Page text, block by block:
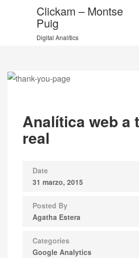
Clickam – Montse
Puig
Digital Analítics
Analítica web a
real
Date
31 marzo, 2015
Posted By
Agatha Estera
Categories
Google Analytics